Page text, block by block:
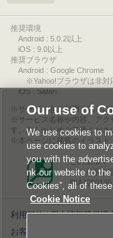
推奨環境
Android : 5.0.2以上
iOS : 9.0以上
推奨ブラウザ
Android : Google Chrome
※Yahoo!ブラウザは非対
iOS : Safari
サービスをご利用される
サービス名称や内容、ア
す。あらかじめご了承くださ
本ページに掲載のイラスト
このエルマ
ンツを示す
利用規約|個人情報等保護
お客様情報の外部送信につ
Our use of
We use cookies to
use cookies to
you with the
nk our website to
Cookies”, all of
Cookie Notice